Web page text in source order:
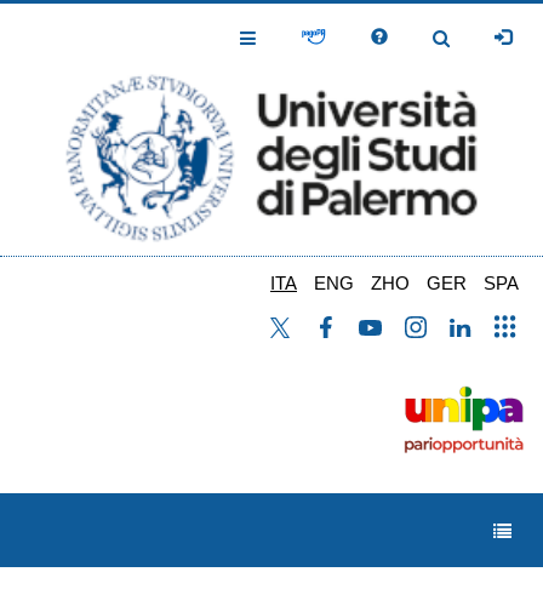
Toggle
Toggle
ITA ENG ZHO GER SPA